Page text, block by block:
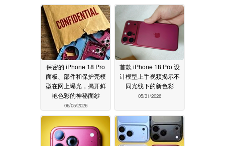
保密的 iPhone 18 Pro
面板、部件和保护壳模
型在网上曝光，揭开鲜
艳色彩的神秘面纱
06/05/2026
首款 iPhone 18 Pro 设
计模型上手视频揭示不
同光线下的新色彩
05/31/2026